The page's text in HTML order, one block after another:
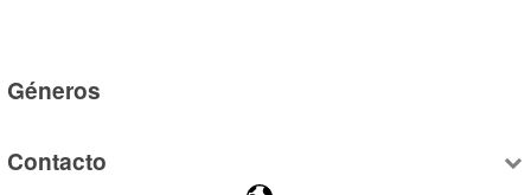
Géneros
Contacto